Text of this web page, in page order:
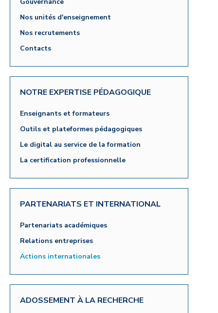
Nos unités d'enseignement
Nos recrutements
Contacts
NOTRE EXPERTISE PÉDAGOGIQUE
Enseignants et formateurs
Outils et plateformes pédagogiques
Le digital au service de la formation
La certification professionnelle
PARTENARIATS ET INTERNATIONAL
Partenariats académiques
Relations entreprises
Actions internationales
ADOSSEMENT À LA RECHERCHE